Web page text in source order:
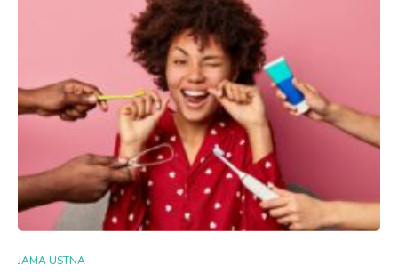
JAMA USTNA